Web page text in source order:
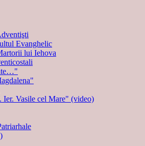
Evanghelic
lui Iehova
Ier. Vasile cel Mare" (video)